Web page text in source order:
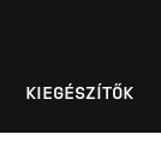
KIEGÉSZÍTŐK